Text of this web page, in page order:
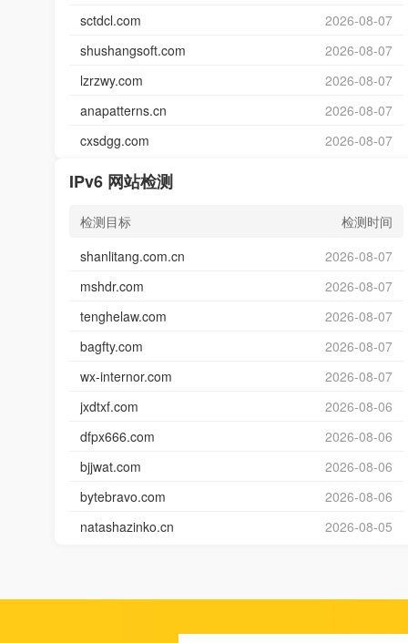
sctdcl.com
2026-08-07
shushangsoft.com
2026-08-07
lzrzwy.com
2026-08-07
anapatterns.cn
2026-08-07
cxsdgg.com
2026-08-07
IPv6 网站检测
检测目标
检测时间
shanlitang.com.cn
2026-08-07
mshdr.com
2026-08-07
tenghelaw.com
2026-08-07
bagfty.com
2026-08-07
wx-internor.com
2026-08-07
jxdtxf.com
2026-08-06
dfpx666.com
2026-08-06
bjjwat.com
2026-08-06
bytebravo.com
2026-08-06
natashazinko.cn
2026-08-05